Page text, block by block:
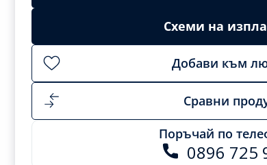
Схеми на
Добави към
Сравни
Поръчай по
0896 725